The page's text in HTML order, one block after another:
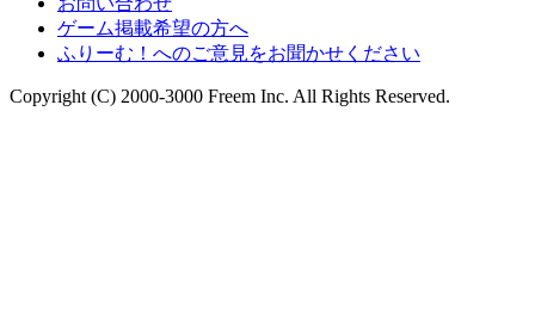
ゲーム掲載希望の方へ
ふりーむ！へのご意見をお聞かせください
Copyright (C) 2000-3000 Freem Inc. All Rights Reserved.